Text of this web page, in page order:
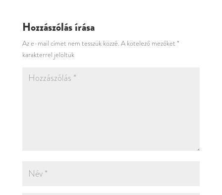
Hozzászólás írása
Az e-mail címet nem tesszük közzé. A kötelező mezőket *
karakterrel jelöltük